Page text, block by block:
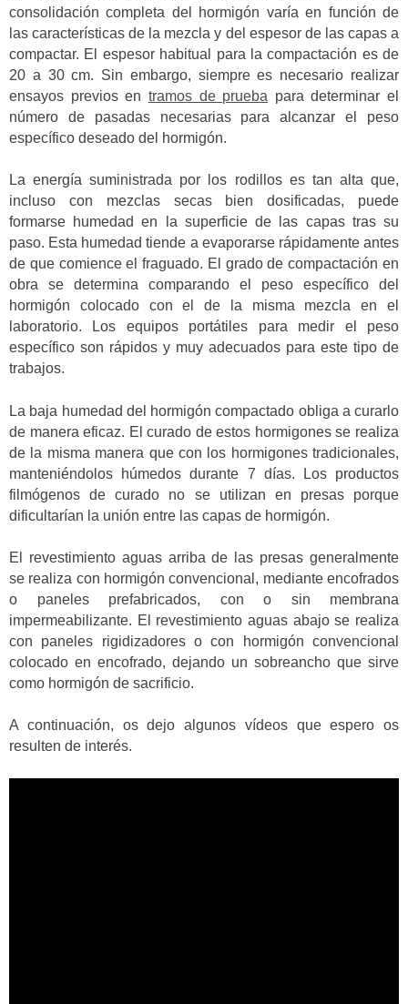
consolidación completa del hormigón varía en función de
las características de la mezcla y del espesor de las capas a
compactar. El espesor habitual para la compactación es de
20 a 30 cm. Sin embargo, siempre es necesario realizar
ensayos previos en tramos de prueba para determinar el
número de pasadas necesarias para alcanzar el peso
específico deseado del hormigón.
La energía suministrada por los rodillos es tan alta que,
incluso con mezclas secas bien dosificadas, puede
formarse humedad en la superficie de las capas tras su
paso. Esta humedad tiende a evaporarse rápidamente antes
de que comience el fraguado. El grado de compactación en
obra se determina comparando el peso específico del
hormigón colocado con el de la misma mezcla en el
laboratorio. Los equipos portátiles para medir el peso
específico son rápidos y muy adecuados para este tipo de
trabajos.
La baja humedad del hormigón compactado obliga a curarlo
de manera eficaz. El curado de estos hormigones se realiza
de la misma manera que con los hormigones tradicionales,
manteniéndolos húmedos durante 7 días. Los productos
filmógenos de curado no se utilizan en presas porque
dificultarían la unión entre las capas de hormigón.
El revestimiento aguas arriba de las presas generalmente
se realiza con hormigón convencional, mediante encofrados
o paneles prefabricados, con o sin membrana
impermeabilizante. El revestimiento aguas abajo se realiza
con paneles rigidizadores o con hormigón convencional
colocado en encofrado, dejando un sobreancho que sirve
como hormigón de sacrificio.
A continuación, os dejo algunos vídeos que espero os
resulten de interés.